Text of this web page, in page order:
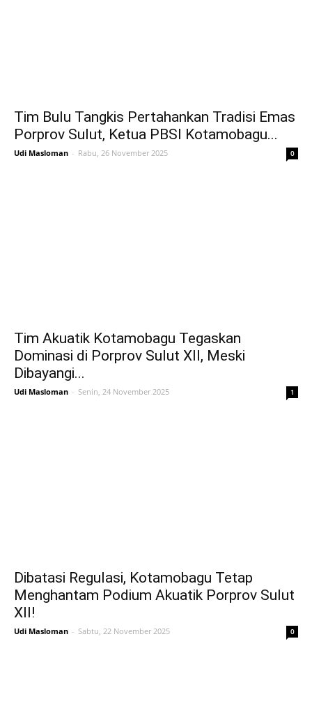
Tim Bulu Tangkis Pertahankan Tradisi Emas
Porprov Sulut, Ketua PBSI Kotamobagu...
Udi Masloman - Rabu, 26 November 2025 0
Tim Akuatik Kotamobagu Tegaskan
Dominasi di Porprov Sulut XII, Meski
Dibayangi...
Udi Masloman - Senin, 24 November 2025 1
Dibatasi Regulasi, Kotamobagu Tetap
Menghantam Podium Akuatik Porprov Sulut
XII!
Udi Masloman - Sabtu, 22 November 2025 0